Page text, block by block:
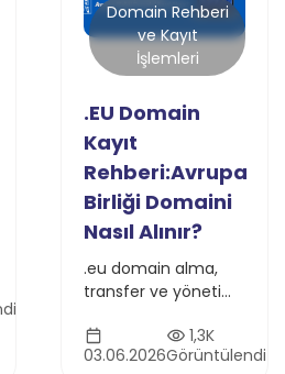
Domain Rehberi
ve Kayıt
İşlemleri
.EU Domain
Kayıt
Rehberi:Avrupa
Birliği Domaini
Nasıl Alınır?
.eu domain alma,
transfer ve yönetim
EURid kuralları,
uygunluk şartları,
03.06.2026
1,3K
Görüntülendi